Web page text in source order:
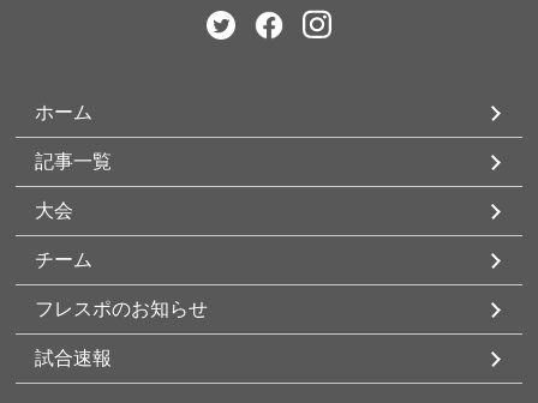
ホーム
記事一覧
大会
チーム
フレスポのお知らせ
試合速報